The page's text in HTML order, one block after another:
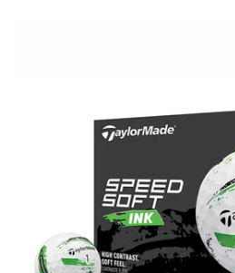
Golfové
Oblečení